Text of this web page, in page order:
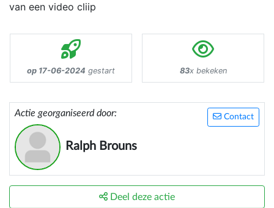
van een video cliip
op 17-06-2024 gestart 83x bekeken
Contact
Actie georganiseerd door:
Ralph Brouns
Deel deze actie